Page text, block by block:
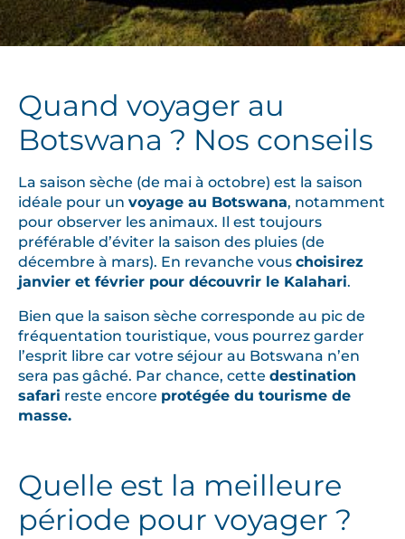
Quand voyager au
Botswana ? Nos conseils
La saison sèche (de mai à octobre) est la saison
idéale pour un voyage au Botswana, notamment
pour observer les animaux. Il est toujours
préférable d’éviter la saison des pluies (de
décembre à mars). En revanche vous choisirez
janvier et février pour découvrir le Kalahari.
Bien que la saison sèche corresponde au pic de
fréquentation touristique, vous pourrez garder
l’esprit libre car votre séjour au Botswana n’en
sera pas gâché. Par chance, cette destination
safari reste encore protégée du tourisme de
masse.
Quelle est la meilleure
période pour voyager ?